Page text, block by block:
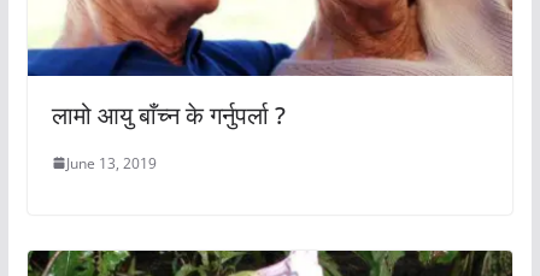
लामो आयु बाँच्न के गर्नुपर्ला ?
June 13, 2019